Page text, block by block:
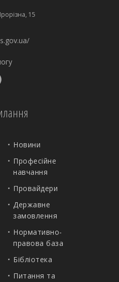
15
Новини
Професійне
навчання
Провайдери
Державне
замовлення
Нормативно-
правова база
Бібліотека
Питання та